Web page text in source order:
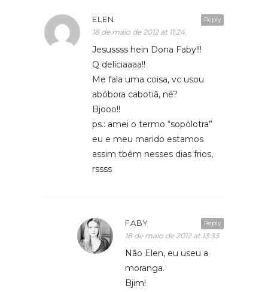
Reply
ELEN
18 de maio de 2012 at 11:24
Jesussss hein Dona Faby!!!
Q delíciaaaa!!
Me fala uma coisa, vc usou
abóbora cabotiã, né?
Bjooo!!
ps.: amei o termo “sopólotra”
eu e meu marido estamos
assim tbém nesses dias frios,
rssss
Reply
FABY
18 de maio de 2012 at 13:33
Não Elen, eu useu a
moranga.
Bjim!